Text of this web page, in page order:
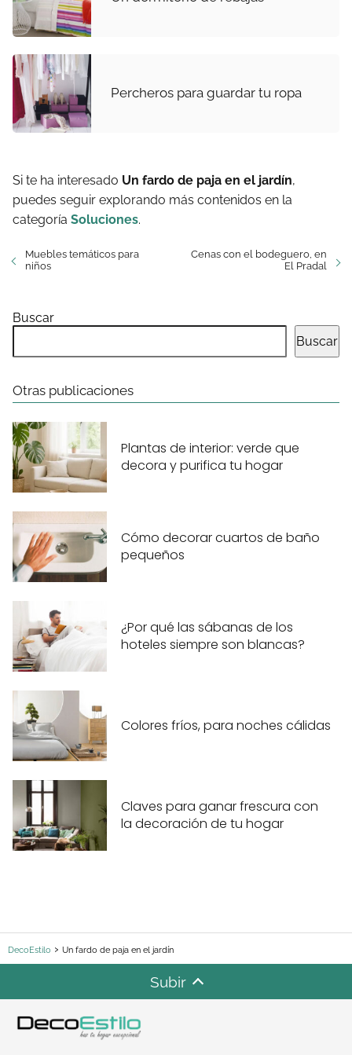
Percheros para guardar tu ropa
Si te ha interesado Un fardo de paja en el jardín,
puedes seguir explorando más contenidos en la
categoría Soluciones.
Muebles temáticos para
niños
Cenas con el bodeguero, en
El Pradal
Buscar
Buscar
Otras publicaciones
Plantas de interior: verde que
decora y purifica tu hogar
Cómo decorar cuartos de baño
pequeños
¿Por qué las sábanas de los
hoteles siempre son blancas?
Colores fríos, para noches cálidas
Claves para ganar frescura con
la decoración de tu hogar
DecoEstilo Un fardo de paja en el jardín
Subir